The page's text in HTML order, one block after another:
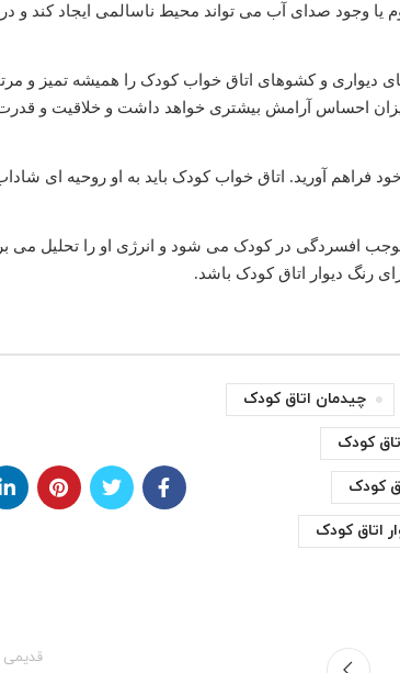
یا وجود صدای آب می تواند محیط ناسالمی ایجاد کند و در
دیواری و کشوهای اتاق خواب کودک را همیشه تمیز و
احساس آرامش بیشتری خواهد داشت و خلاقیت و
فراهم آورید. اتاق خواب کودک باید به او روحیه ای
افسردگی در کودک می شود و انرژی او را تحلیل می
رنگ دیوار اتاق کودک باشد.
چیدمان اتاق کودک
کودک
کودک
اتاق کودک
قدیمی